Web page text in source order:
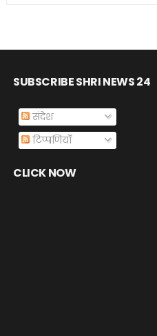
SUBSCRIBE SHRI NEWS 24
संदेश
टिप्पणियाँ
CLICK NOW